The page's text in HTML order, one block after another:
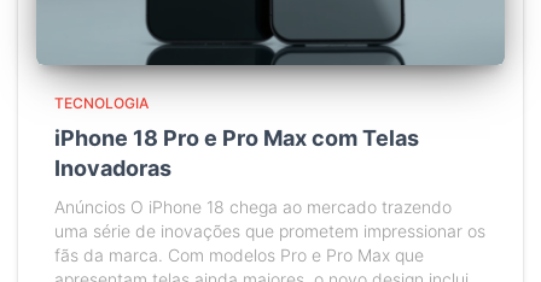
TECNOLOGIA
iPhone 18 Pro e Pro Max com Telas
Inovadoras
Anúncios O iPhone 18 chega ao mercado trazendo
uma série de inovações que prometem impressionar os
fãs da marca. Com modelos Pro e Pro Max que